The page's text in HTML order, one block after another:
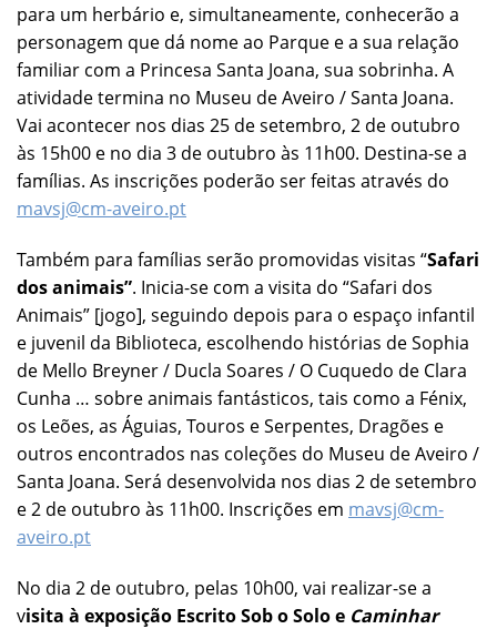
para um herbário e, simultaneamente, conhecerão a
personagem que dá nome ao Parque e a sua relação
familiar com a Princesa Santa Joana, sua sobrinha. A
atividade termina no Museu de Aveiro / Santa Joana.
Vai acontecer nos dias 25 de setembro, 2 de outubro
às 15h00 e no dia 3 de outubro às 11h00. Destina-se a
famílias. As inscrições poderão ser feitas através do
mavsj@cm-aveiro.pt
Também para famílias serão promovidas visitas “Safari
dos animais”. Inicia-se com a visita do “Safari dos
Animais” [jogo], seguindo depois para o espaço infantil
e juvenil da Biblioteca, escolhendo histórias de Sophia
de Mello Breyner / Ducla Soares / O Cuquedo de Clara
Cunha … sobre animais fantásticos, tais como a Fénix,
os Leões, as Águias, Touros e Serpentes, Dragões e
outros encontrados nas coleções do Museu de Aveiro /
Santa Joana. Será desenvolvida nos dias 2 de setembro
e 2 de outubro às 11h00. Inscrições em mavsj@cm-
aveiro.pt
No dia 2 de outubro, pelas 10h00, vai realizar-se a
visita à exposição Escrito Sob o Solo e Caminhar